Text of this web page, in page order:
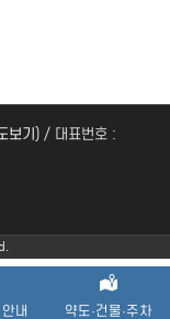
보기 ) / 대표번호 :
내 약도·건물·주차